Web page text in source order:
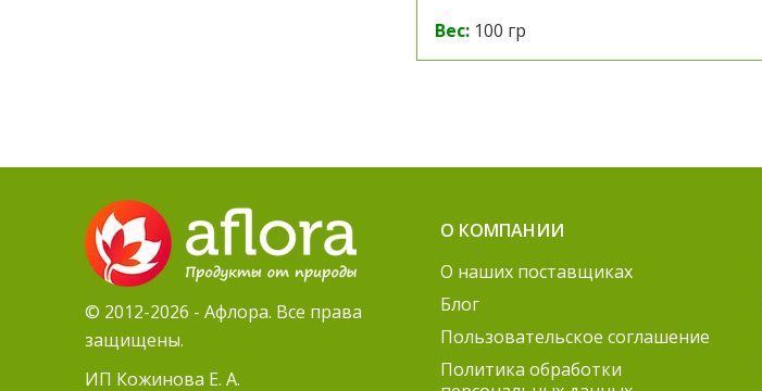
Вес: 100 гр
© 2012-2026 - Афлора. Все права
защищены.
ИП Кожинова Е. А.
О КОМПАНИИ
О наших поставщиках
Блог
Пользовательское соглашение
Политика обработки